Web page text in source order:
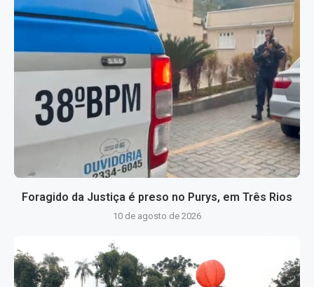
Foragido da Justiça é preso no Purys, em Três Rios
10 de agosto de 2026